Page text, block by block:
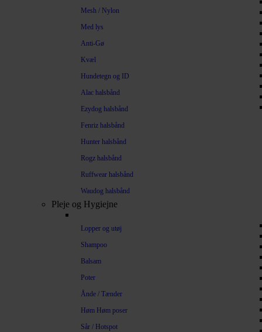
Mesh / Nylon
Med lys
Anti-Gø
Kvæl
Hundetegn og ID
Alac halsbånd
Ezydog halsbånd
Fenriz halsbånd
Hunter halsbånd
Rogz halsbånd
Ruffwear halsbånd
Waudog halsbånd
Pleje og Hygiejne
Lopper og utøj
Shampoo
Balsam
Poter
Ånde / Tænder
Høm Høm poser
Sår / Hotspot